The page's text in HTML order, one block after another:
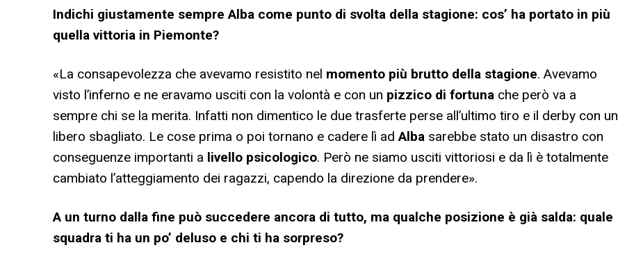
Indichi giustamente sempre Alba come punto di svolta della stagione: cos’ ha portato in più
quella vittoria in Piemonte?
«La consapevolezza che avevamo resistito nel momento più brutto della stagione. Avevamo
visto l’inferno e ne eravamo usciti con la volontà e con un pizzico di fortuna che però va a
sempre chi se la merita. Infatti non dimentico le due trasferte perse all’ultimo tiro e il derby con un
libero sbagliato. Le cose prima o poi tornano e cadere lì adAlba sarebbe stato un disastro con
conseguenze importanti a livello psicologico. Però ne siamo usciti vittoriosi e da lì è totalmente
cambiato l’atteggiamento dei ragazzi, capendo la direzione da prendere».
A un turno dalla fine può succedere ancora di tutto, ma qualche posizione è già salda: quale
squadra ti ha un po’ deluso e chi ti ha sorpreso?